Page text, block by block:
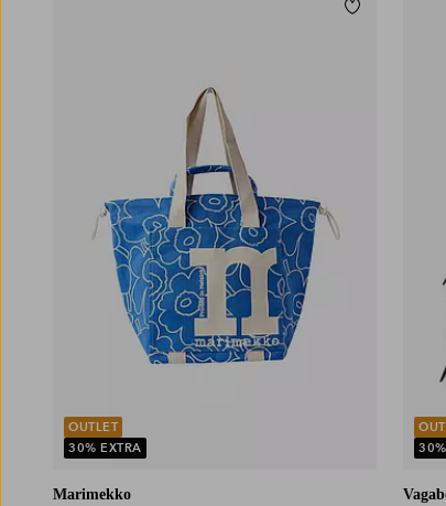
Marimekko
OUTLET
30% EXTRA
Lisää